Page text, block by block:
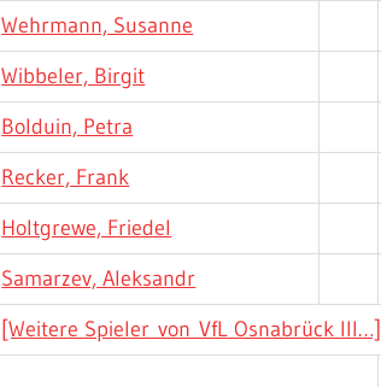
Wehrmann, Susanne
Wibbeler, Birgit
Bolduin, Petra
Recker, Frank
Holtgrewe, Friedel
Samarzev, Aleksandr
[Weitere Spieler von VfL Osnabrück III…]